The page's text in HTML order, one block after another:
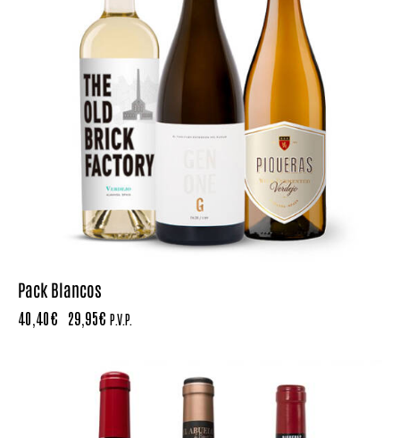
Pack Blancos
40,40€ 29,95€ P.V.P.